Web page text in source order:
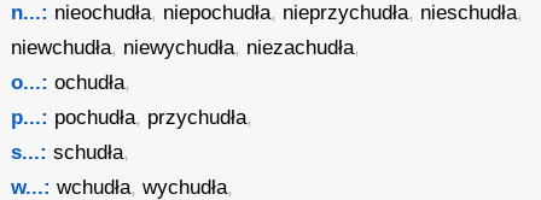
n...: nieochudła, niepochudła, nieprzychudła, nieschudła,
niewchudła, niewychudła, niezachudła,
o...: ochudła,
p...: pochudła, przychudła,
s...: schudła,
w...: wchudła,wychudła,